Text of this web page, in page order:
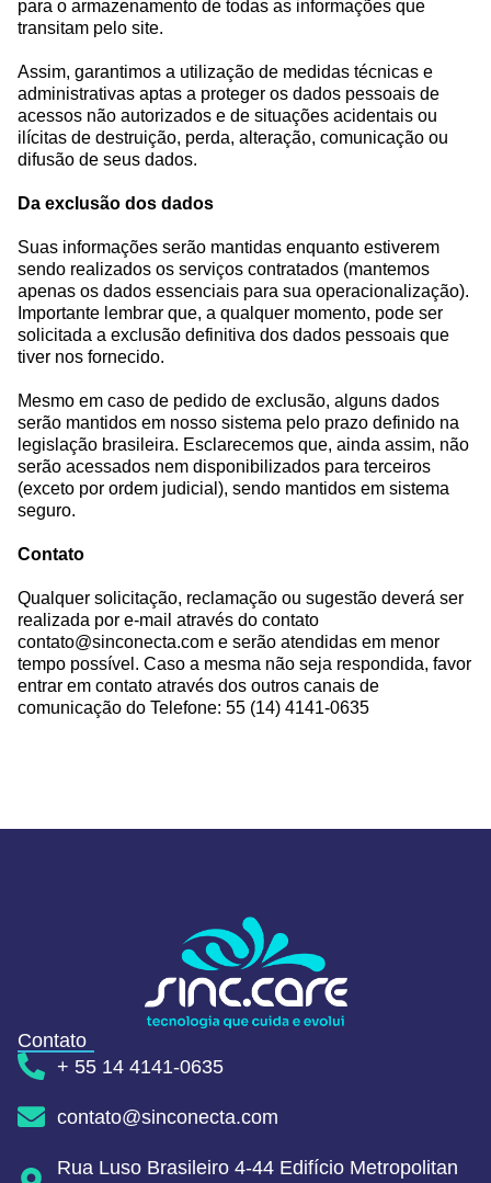
para o armazenamento de todas as informações que
transitam pelo site.
Assim, garantimos a utilização de medidas técnicas e
administrativas aptas a proteger os dados pessoais de
acessos não autorizados e de situações acidentais ou
ilícitas de destruição, perda, alteração, comunicação ou
difusão de seus dados.
Da exclusão dos dados
Suas informações serão mantidas enquanto estiverem
sendo realizados os serviços contratados (mantemos
apenas os dados essenciais para sua operacionalização).
Importante lembrar que, a qualquer momento, pode ser
solicitada a exclusão definitiva dos dados pessoais que
tiver nos fornecido.
Mesmo em caso de pedido de exclusão, alguns dados
serão mantidos em nosso sistema pelo prazo definido na
legislação brasileira. Esclarecemos que, ainda assim, não
serão acessados nem disponibilizados para terceiros
(exceto por ordem judicial), sendo mantidos em sistema
seguro.
Contato
Qualquer solicitação, reclamação ou sugestão deverá ser
realizada por e-mail através do contato
contato@sinconecta.com e serão atendidas em menor
tempo possível. Caso a mesma não seja respondida, favor
entrar em contato através dos outros canais de
comunicação do Telefone: 55 (14) 4141-0635
Contato
+ 55 14 4141-0635
contato@sinconecta.com
Rua Luso Brasileiro 4-44 Edifício Metropolitan